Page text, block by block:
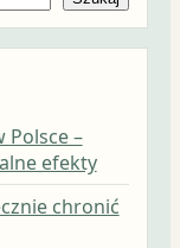
Polsce –
efekty
chronić